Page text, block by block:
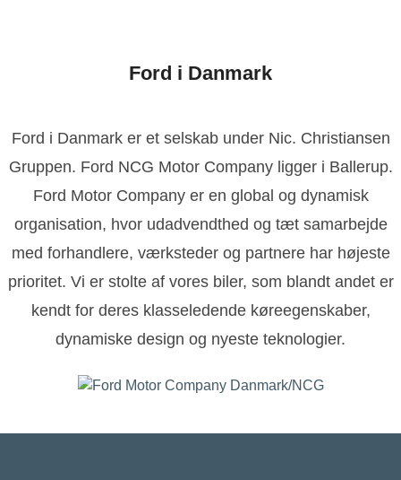
Ford i Danmark
Ford i Danmark er et selskab under Nic. Christiansen
Gruppen. Ford NCG Motor Company ligger i Ballerup.
Ford Motor Company er en global og dynamisk
organisation, hvor udadvendthed og tæt samarbejde
med forhandlere, værksteder og partnere har højeste
prioritet. Vi er stolte af vores biler, som blandt andet er
kendt for deres klasseledende køreegenskaber,
dynamiske design og nyeste teknologier.